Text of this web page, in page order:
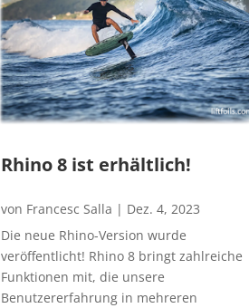
Rhino 8 ist erhältlich!
von Francesc Salla | Dez. 4, 2023
Die neue Rhino-Version wurde
veröffentlicht! Rhino 8 bringt zahlreiche
Funktionen mit, die unsere
Benutzererfahrung in mehreren